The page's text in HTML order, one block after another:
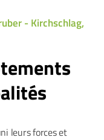
- Kirchschlag,
leurs forces et